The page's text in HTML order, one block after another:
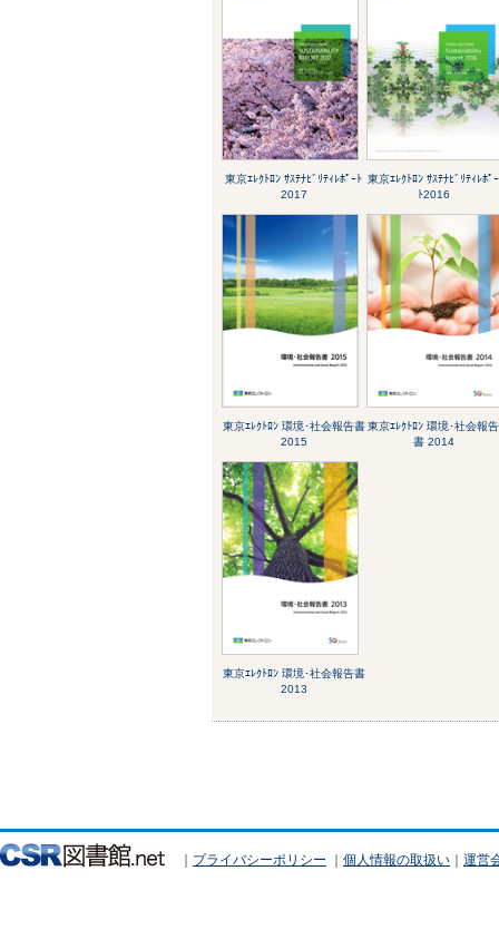
東京ｴﾚｸﾄﾛﾝ ｻｽﾃﾅﾋﾞﾘﾃｨﾚﾎﾟｰﾄ
2017
東京ｴﾚｸﾄﾛﾝ ｻｽﾃﾅﾋﾞﾘﾃｨﾚﾎﾟｰ
ﾄ2016
東京ｴﾚｸﾄﾛﾝ 環境･社会報告書
2015
東京ｴﾚｸﾄﾛﾝ 環境･社会報告
書 2014
東京ｴﾚｸﾄﾛﾝ 環境･社会報告書
2013
｜ プライバシーポリシー ｜ 個人情報の取扱い ｜ 運営